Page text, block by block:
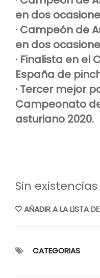
en dos
· Campeón de
en dos
· Finalista en
España de
· Tercer mejor
Campeonato
asturiano 2020.
Sin existencias
AÑADIR A LA LISTA
CATEGORIAS